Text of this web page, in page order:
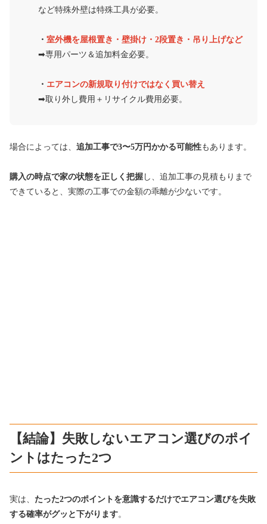
など特殊外壁は特殊工具が必要。
・ 室外機を屋根置き・壁掛け・2段置き・吊り上げなど
➡︎専用パーツ＆追加料金必要。
・ エアコンの新規取り付けではなく買い替え
➡︎取り外し費用＋リサイクル費用必要。
場合によっては、 追加工事で3〜5万円かかる可能性もあります。
購入の時点で家の状態を正しく把握 し、追加工事の見積もりまで
できていると、実際の工事での金額の乖離が少ないです。
【結論】失敗しないエアコン選びのポイ
ントはたった2つ
実は、 たった2つのポイントを意識するだけでエアコン選びを失敗
する確率がグッと下がります。